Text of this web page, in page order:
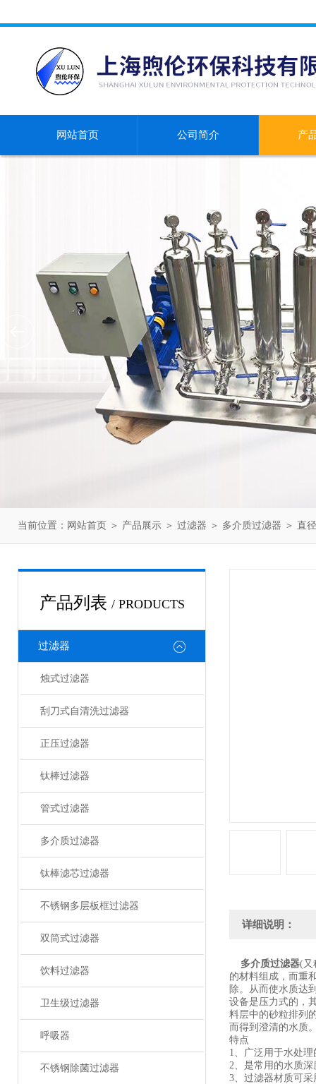
网站首页 公司简介 产
当前位置： 网站首页 ＞ 产品展示 ＞ 过滤器 ＞ 多介质过滤器 ＞ 直
产品列表 / PRODUCTS
过滤器
烛式过滤器
刮刀式自清洗过滤器
正压过滤器
钛棒过滤器
管式过滤器
多介质过滤器
钛棒滤芯过滤器
不锈钢多层板框过滤器
双筒式过滤器
饮料过滤器
卫生级过滤器
呼吸器
不锈钢除菌过滤器
详细说明：
多介质过滤器(又
的材料组成，而重
除。从而使水质达
设备是压力式的，
料层中的砂粒排列
而得到澄清的水质
特点
1、广泛用于水处
2、是常用的水质
3、过滤器材质可